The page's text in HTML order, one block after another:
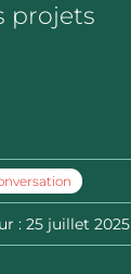
projets
: 25 juillet 2025